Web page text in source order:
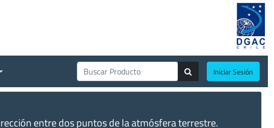
Iniciar Sesión
entre dos puntos de la atmósfera terrestre.